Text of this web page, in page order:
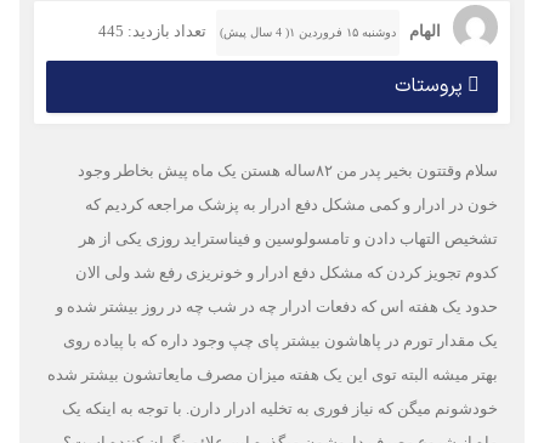
الهام دوشنبه ۱۵ فروردین ۱( 4 سال پیش) تعداد بازدید: 445
پروستات
سلام وقتتون بخیر پدر من ۸۲ساله هستن یک ماه پیش بخاطر وجود
خون در ادرار و کمی مشکل دفع ادرار به پزشک مراجعه کردیم که
تشخیص التهاب دادن و تامسولوسین و فیناستراید روزی یکی از هر
کدوم تجویز کردن که مشکل دفع ادرار و خونریزی رفع شد ولی الان
حدود یک هفته اس که دفعات ادرار چه در شب چه در روز بیشتر شده و
یک مقدار تورم در پاهاشون بیشتر پای چپ وجود داره که با پیاده روی
بهتر میشه البته توی این یک هفته میزان مصرف مایعاتشون بیشتر شده
خودشونم میگن که نیاز فوری به تخلیه ادرار دارن. با توجه به اینکه یک